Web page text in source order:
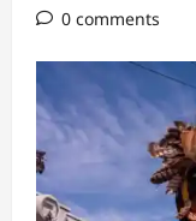
0 comments